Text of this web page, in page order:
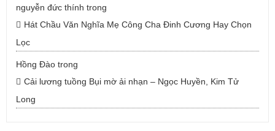
nguyễn đức thính trong
Hát Chầu Văn Nghĩa Mẹ Công Cha Đinh Cương Hay Chọn
Lọc
Hồng Đào trong
Cải lương tuồng Bụi mờ ải nhạn – Ngọc Huyền, Kim Tử
Long